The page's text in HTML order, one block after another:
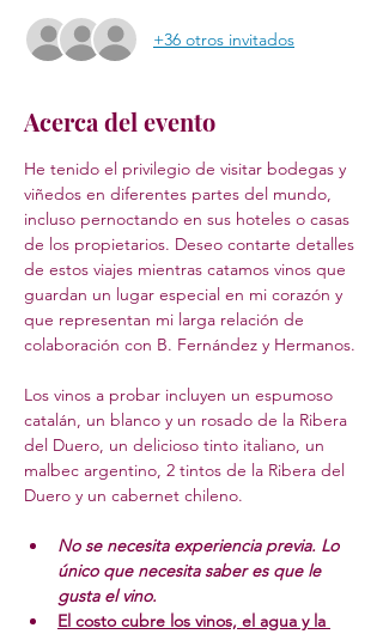
+36 otros invitados
Acerca del evento
He tenido el privilegio de visitar bodegas y
viñedos en diferentes partes del mundo,
incluso pernoctando en sus hoteles o casas
de los propietarios. Deseo contarte detalles
de estos viajes mientras catamos vinos que
guardan un lugar especial en mi corazón y
que representan mi larga relación de
colaboración con B. Fernández y Hermanos.
Los vinos a probar incluyen un espumoso
catalán, un blanco y un rosado de la Ribera
del Duero, un delicioso tinto italiano, un
malbec argentino, 2 tintos de la Ribera del
Duero y un cabernet chileno.
No se necesita experiencia previa. Lo
único que necesita saber es que le
gusta el vino.
El costo cubre los vinos, el agua y la